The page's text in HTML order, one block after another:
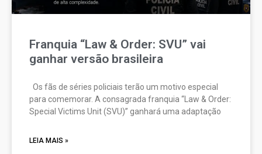
Franquia “Law & Order: SVU” vai
ganhar versão brasileira
Os fãs de séries policiais terão um motivo especial
para comemorar. A consagrada franquia “Law & Order:
Special Victims Unit (SVU)” ganhará uma adaptação
LEIA MAIS »